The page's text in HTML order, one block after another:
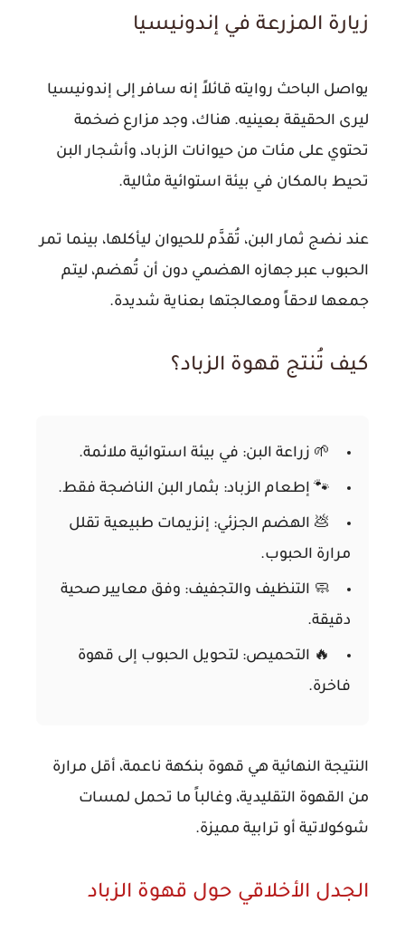
زيارة المزرعة في إندونيسيا
يواصل الباحث روايته قائلاً إنه سافر إلى إندونيسيا
ليرى الحقيقة بعينيه. هناك، وجد مزارع ضخمة
تحتوي على مئات من حيوانات الزباد، وأشجار البن
تحيط بالمكان في بيئة استوائية مثالية.
عند نضج ثمار البن، تُقدَّم للحيوان ليأكلها، بينما تمر
الحبوب عبر جهازه الهضمي دون أن تُهضم، ليتم
جمعها لاحقاً ومعالجتها بعناية شديدة.
كيف تُنتج قهوة الزباد؟
🌱 زراعة البن: في بيئة استوائية ملائمة.
🐾 إطعام الزباد: بثمار البن الناضجة فقط.
💩 الهضم الجزئي: إنزيمات طبيعية تقلل
مرارة الحبوب.
🧼 التنظيف والتجفيف: وفق معايير صحية
دقيقة.
🔥 التحميص: لتحويل الحبوب إلى قهوة
فاخرة.
النتيجة النهائية هي قهوة بنكهة ناعمة، أقل مرارة
من القهوة التقليدية، وغالباً ما تحمل لمسات
شوكولاتية أو ترابية مميزة.
الجدل الأخلاقي حول قهوة الزباد